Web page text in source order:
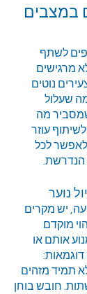
במצבים
לשתף
מרגישים
נוטים
שעלול
מה
עוזר
לכל
נוער
יש מקרים
מוקדם
אותם או
תמיד מזהים
חובש בוחן